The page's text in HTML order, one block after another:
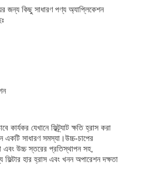
কিছু সাধারণ পণ্য অ্যাপ্লিকেশন
যেখানে ফিল্ট্র্যাট ক্ষতি হ্রাস করা
একটি সাধারণ সমস্যা।উচ্চ-চাপের
এবং উচ্চ স্তরের প্রতিস্থাপন সহ,
হার হ্রাস এবং খনন অপারেশন দক্ষতা